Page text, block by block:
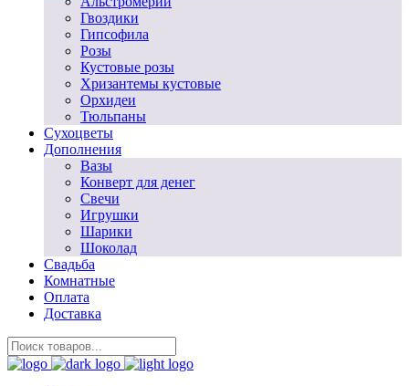
Гвоздики
Гипсофила
Розы
Кустовые розы
Хризантемы кустовые
Орхидеи
Тюльпаны
Сухоцветы
Дополнения
Вазы
Конверт для денег
Свечи
Игрушки
Шарики
Шоколад
Свадьба
Комнатные
Оплата
Доставка